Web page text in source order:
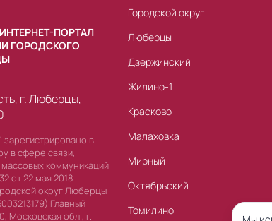
ПОРТАЛ
ГОРОДСКОГО
г. Люберцы,
в
в сфере связи,
коммуникаций
от 22 мая 2018.
округ Люберцы
Главный
Московская обл., г.
Городской округ
Люберцы
Дзержинский
Жилино-1
Красково
Малаховка
Мирный
Октябрьский
Томилино